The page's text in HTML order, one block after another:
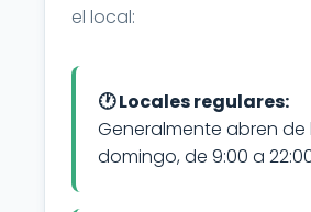
el local:
🕐 Locales regulares:
Generalmente abren de
domingo, de 9:00 a